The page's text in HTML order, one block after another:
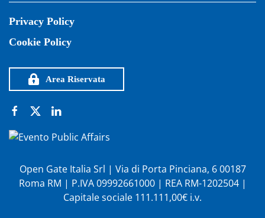
Privacy Policy
Cookie Policy
Area Riservata
Open Gate Italia Srl | Via di Porta Pinciana, 6 00187
Roma RM | P.IVA 09992661000 | REA RM-1202504 |
Capitale sociale 111.111,00€ i.v.